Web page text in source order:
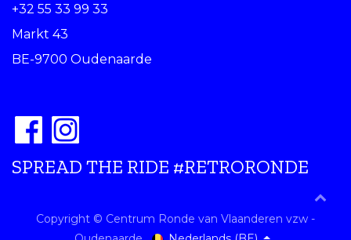
+32 55 33 99 33
Markt 43
BE-9700 Oudenaarde
SPREAD THE RIDE #RETRORONDE
Copyright © Centrum Ronde van Vlaanderen vzw -